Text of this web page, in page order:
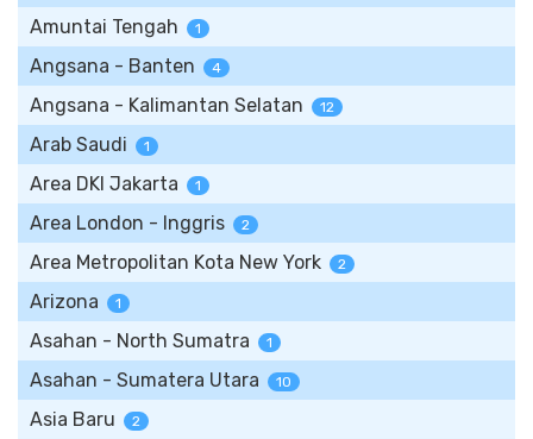
Amuntai Tengah 1
Angsana - Banten 4
Angsana - Kalimantan Selatan 12
Arab Saudi 1
Area DKI Jakarta 1
Area London - Inggris 2
Area Metropolitan Kota New York 2
Arizona 1
Asahan - North Sumatra 1
Asahan - Sumatera Utara 10
Asia Baru 2